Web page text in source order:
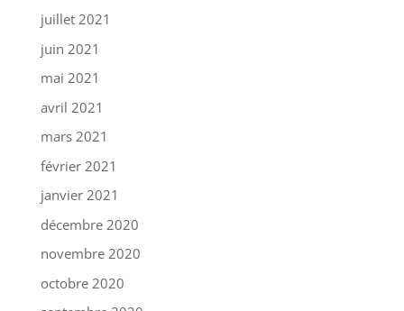
juillet 2021
juin 2021
mai 2021
avril 2021
mars 2021
février 2021
janvier 2021
décembre 2020
novembre 2020
octobre 2020